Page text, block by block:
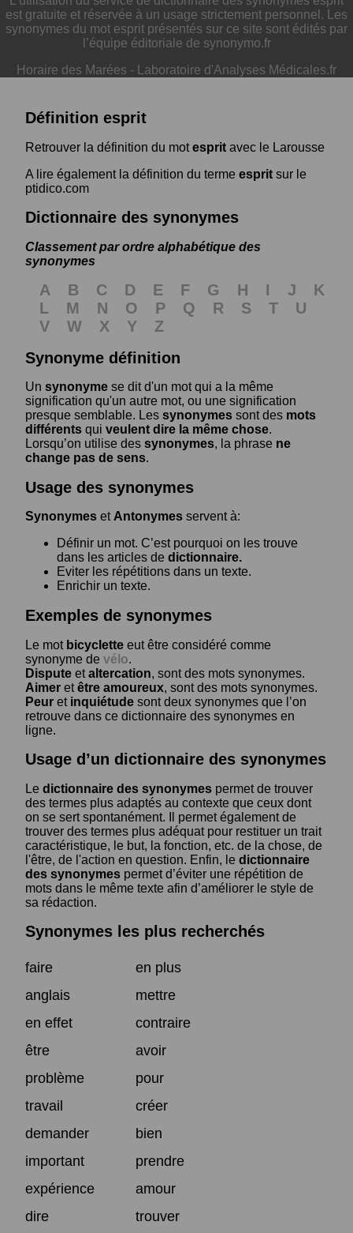
est gratuite et réservée à un usage strictement personnel. Les
synonymes du mot esprit présentés sur ce site sont édités par
l’équipe éditoriale de synonymo.fr
Horaire des Marées - Laboratoire d'Analyses Médicales.fr
Définition esprit
Retrouver la définition du motesprit avec le Larousse
A lire également la définition du terme esprit sur le
ptidico.com
Dictionnaire des synonymes
Classement par ordre alphabétique des
synonymes
A B C D E F G H I J
K
L
M N O P Q R S T
U
V
W X Y
Z
Synonyme définition
Un synonyme se dit d'un mot qui a la même
signification qu'un autre mot, ou une signification
presque semblable. Les synonymes sont des mots
différents qui veulent dire la même chose.
Lorsqu’on utilise des synonymes, la phrase ne
change pas de sens.
Usage des synonymes
Synonymes etAntonymes servent à:
Définir un mot. C’est pourquoi on les trouve
dans les articles de dictionnaire.
Eviter les répétitions dans un texte.
Enrichir un texte.
Exemples de synonymes
Le mot bicyclette eut être considéré comme
synonyme de vélo.
Dispute etaltercation, sont des mots synonymes.
Aimer etêtre amoureux, sont des mots synonymes.
Peur et inquiétude sont deux synonymes que l’on
retrouve dans ce dictionnaire des synonymes en
ligne.
Usage d’un dictionnaire des synonymes
Le dictionnaire des synonymes permet de trouver
des termes plus adaptés au contexte que ceux dont
on se sert spontanément. Il permet également de
trouver des termes plus adéquat pour restituer un trait
caractéristique, le but, la fonction, etc. de la chose, de
l'être, de l'action en question. Enfin, le dictionnaire
des synonymes permet d’éviter une répétition de
mots dans le même texte afin d’améliorer le style de
sa rédaction.
Synonymes les plus recherchés
faire
en plus
anglais
mettre
en effet
contraire
être
avoir
problème
pour
travail
créer
demander
bien
important
prendre
expérience
amour
dire
trouver